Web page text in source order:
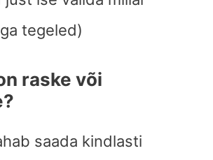
tegeled)
raske või
saada kindlasti